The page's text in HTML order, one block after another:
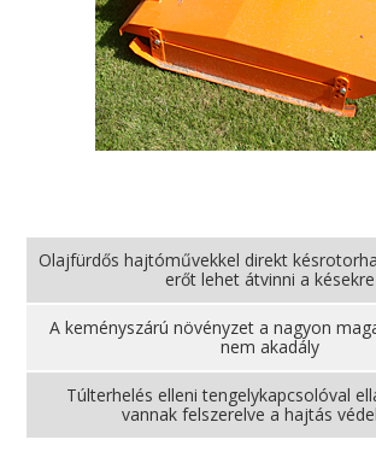
Olajfürdős hajtóművekkel direkt
erőt lehet átvinni a késekre
A keményszárú növényzet a nagyon
nem akadály
Túlterhelés elleni tengelykapcsolóval
vannak felszerelve a hajtás